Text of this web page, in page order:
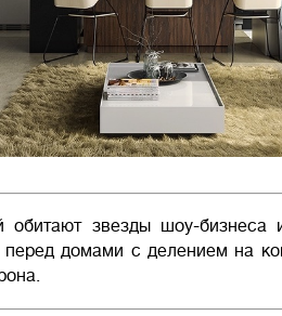
обитают звезды шоу-бизнеса
домами с делением на